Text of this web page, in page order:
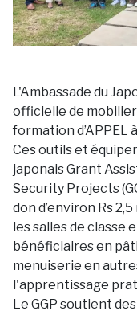
L'Ambassade du
officielle de
formation d’APPEL
Ces outils et
japonais Grant
Security Projects
don d’environ Rs
les salles de classe
bénéficiaires en
menuiserie en
l'apprentissage
Le GGP soutient